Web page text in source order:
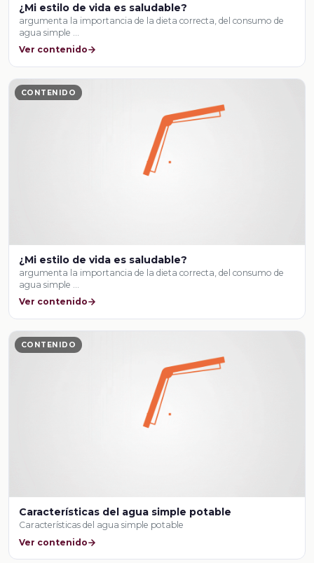
¿Mi estilo de vida es saludable?
argumenta la importancia de la dieta correcta, del consumo de
agua simple …
Ver contenido
CONTENIDO
¿Mi estilo de vida es saludable?
argumenta la importancia de la dieta correcta, del consumo de
agua simple …
Ver contenido
CONTENIDO
Características del agua simple potable
Características del agua simple potable
Ver contenido